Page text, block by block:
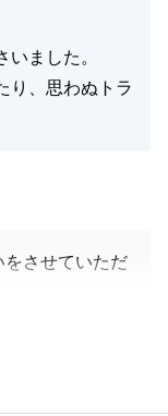
誠にありがと
ました。
り、思わぬトラ
をさせていただ
ましたら、小さ